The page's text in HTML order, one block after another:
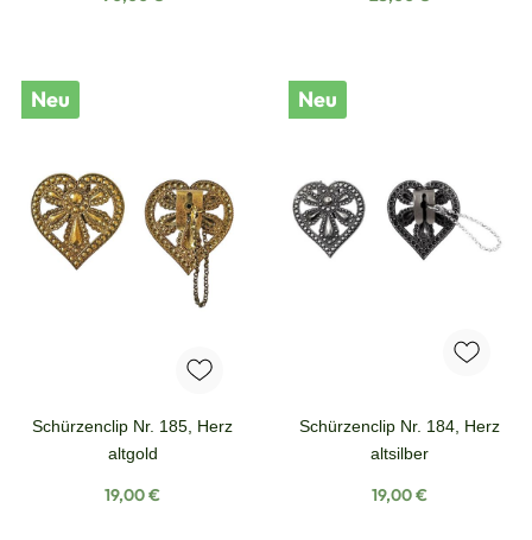
Neu
Schürzenclip Nr. 185, Herz
altgold
Regulärer Preis:
19,00 €
Neu
Schürzenclip Nr. 184, Herz
altsilber
Regulärer Preis:
19,00 €